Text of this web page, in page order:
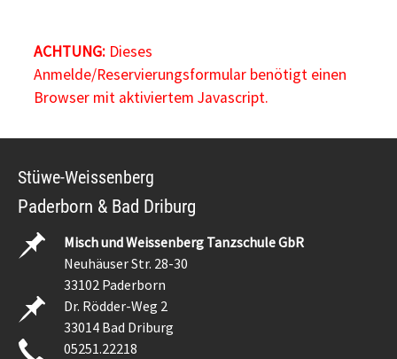
ACHTUNG:Dieses
Anmelde/Reservierungsformular benötigt einen
Browser mit aktiviertem Javascript.
Stüwe-Weissenberg
Paderborn & Bad Driburg
Misch und Weissenberg Tanzschule GbR
Neuhäuser Str. 28-30
33102 Paderborn
Dr. Rödder-Weg 2
33014 Bad Driburg
05251.22218